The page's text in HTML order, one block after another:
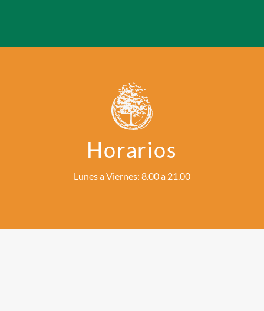
Horarios
Lunes a Viernes: 8.00 a 21.00